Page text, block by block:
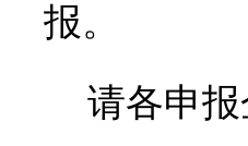
报。
请各申